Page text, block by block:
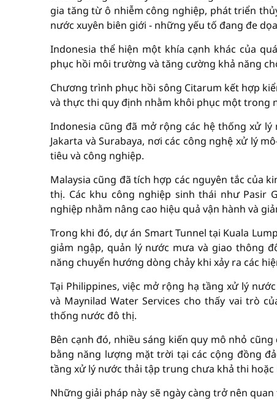
gia tăng từ ô nhiễm công nghiệp, phát triển
nước xuyên biên giới - những yếu tố đang đe
Indonesia thể hiện một khía cạnh khác của
phục hồi môi trường và tăng cường khả năng
Chương trình phục hồi sông Citarum kết hợp
và thực thi quy định nhằm khôi phục một trong
Indonesia cũng đã mở rộng các hệ thống xử
Jakarta và Surabaya, nơi các công nghệ xử lý
tiêu và công nghiệp.
Malaysia cũng đã tích hợp các nguyên tắc của
thị. Các khu công nghiệp sinh thái như Pasir
nghiệp nhằm nâng cao hiệu quả vận hành và
Trong khi đó, dự án Smart Tunnel tại Kuala
giảm ngập, quản lý nước mưa và giao thông
năng chuyển hướng dòng chảy khi xảy ra các
Tại Philippines, việc mở rộng hạ tầng xử lý
và Maynilad Water Services cho thấy vai trò
thống nước đô thị.
Bên cạnh đó, nhiều sáng kiến quy mô nhỏ
bằng năng lượng mặt trời tại các cộng đồng
tầng xử lý nước thải tập trung chưa khả thi
Những giải pháp này sẽ ngày càng trở nên